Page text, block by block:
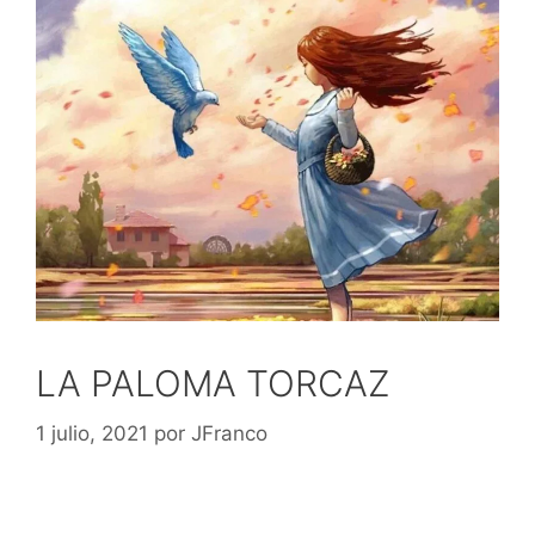
LA PALOMA TORCAZ
1 julio, 2021 por JFranco